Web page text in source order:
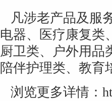
凡涉老产品及服
电器、医疗康复类
厨卫类、户外用品
陪伴护理类、教育
浏览更多详情：